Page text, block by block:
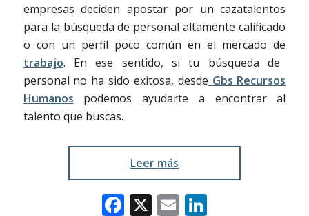
empresas deciden apostar por un cazatalentos
para la búsqueda de personal altamente calificado
o con un perfil poco común en el mercado de
trabajo. En ese sentido, si tu búsqueda de
personal no ha sido exitosa, desde Gbs Recursos
Humanos podemos ayudarte a encontrar al
talento que buscas.
Leer más
Facebook
X EmailLinkedIn